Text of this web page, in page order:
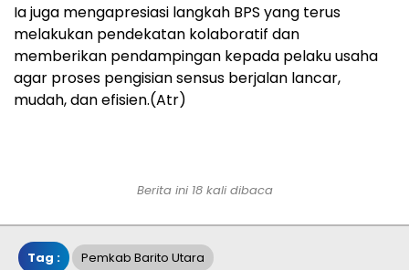
Ia juga mengapresiasi langkah BPS yang terus
melakukan pendekatan kolaboratif dan
memberikan pendampingan kepada pelaku usaha
agar proses pengisian sensus berjalan lancar,
mudah, dan efisien.(Atr)
Berita ini 18 kali dibaca
Tag : Pemkab Barito Utara